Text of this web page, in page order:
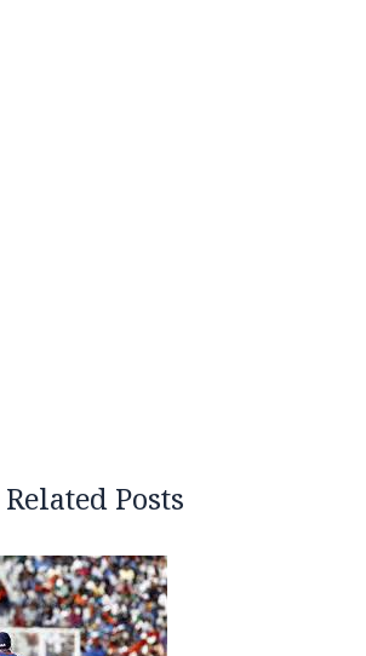
Related Posts